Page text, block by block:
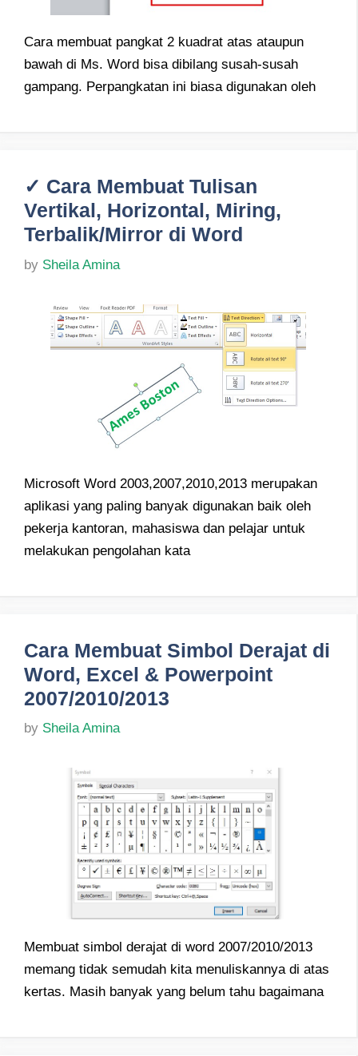
Cara membuat pangkat 2 kuadrat atas ataupun
bawah di Ms. Word bisa dibilang susah-susah
gampang. Perpangkatan ini biasa digunakan oleh
✓ Cara Membuat Tulisan
Vertikal, Horizontal, Miring,
Terbalik/Mirror di Word
by Sheila Amina
Microsoft Word 2003,2007,2010,2013 merupakan
aplikasi yang paling banyak digunakan baik oleh
pekerja kantoran, mahasiswa dan pelajar untuk
melakukan pengolahan kata
Cara Membuat Simbol Derajat di
Word, Excel & Powerpoint
2007/2010/2013
by Sheila Amina
Membuat simbol derajat di word 2007/2010/2013
memang tidak semudah kita menuliskannya di atas
kertas. Masih banyak yang belum tahu bagaimana